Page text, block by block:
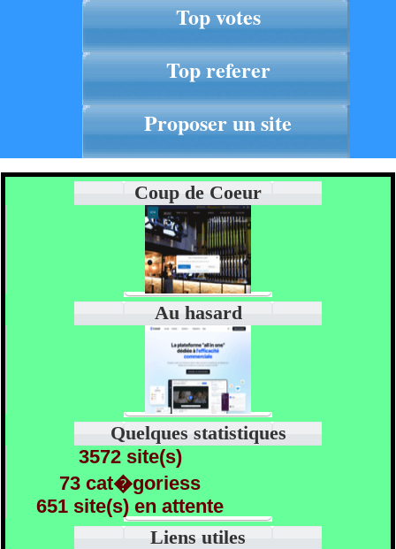
Top votes
Top referer
Proposer un site
Coup de Coeur
Au hasard
Quelques statistiques
3572 site(s)
73 cat�goriess
651 site(s) en attente
Liens utiles